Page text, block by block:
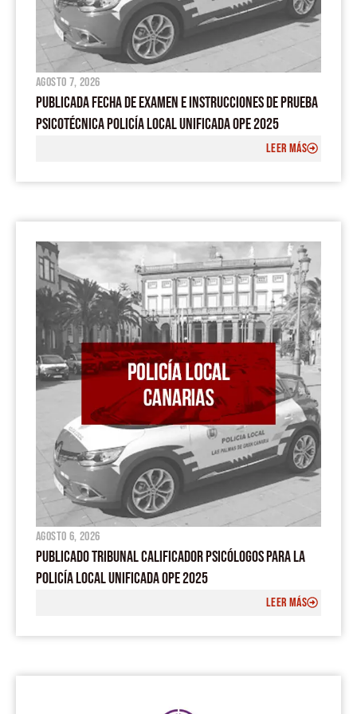
agosto 7, 2026
PUBLICADA FECHA DE EXAMEN E INSTRUCCIONES DE PRUEBA
PSICOTÉCNICA POLICÍA LOCAL UNIFICADA OPE 2025
LEER MÁS
agosto 6, 2026
PUBLICADO TRIBUNAL CALIFICADOR PSICÓLOGOS PARA LA
POLICÍA LOCAL UNIFICADA OPE 2025
LEER MÁS